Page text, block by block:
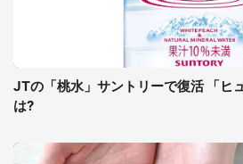
JTの「桃水」サントリーで復活 「ヒ
は?